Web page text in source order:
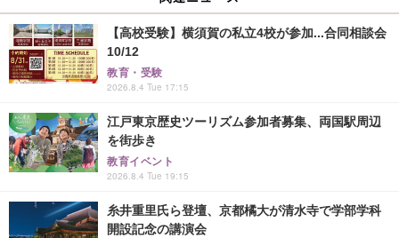
【高校受験】横須賀の私立4校が参加...合同相談会
10/12
教育・受験
2026.8.4 Tue 17:15
江戸東京歴史ツーリズム参加者募集、両国駅周辺
を街歩き
教育イベント
2026.8.4 Tue 19:15
糸井重里氏ら登壇、京都橘大が清水寺で学部学科
開設記念の講演会